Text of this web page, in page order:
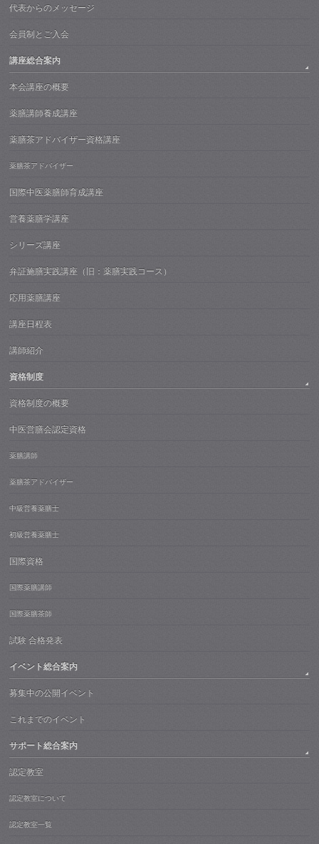
代表からのメッセージ
会員制とご入会
講座総合案内
本会講座の概要
薬膳講師養成講座
薬膳茶アドバイザー資格講座
薬膳茶アドバイザー
国際中医薬膳師育成講座
営養薬膳学講座
シリーズ講座
弁証施膳実践講座（旧：薬膳実践コース）
応用薬膳講座
講座日程表
講師紹介
資格制度
資格制度の概要
中医営膳会認定資格
薬膳講師
薬膳茶アドバイザー
中級営養薬膳士
初級営養薬膳士
国際資格
国際薬膳講師
国際薬膳茶師
試験 合格発表
イベント総合案内
募集中の公開イベント
これまでのイベント
サポート総合案内
認定教室
認定教室について
認定教室一覧